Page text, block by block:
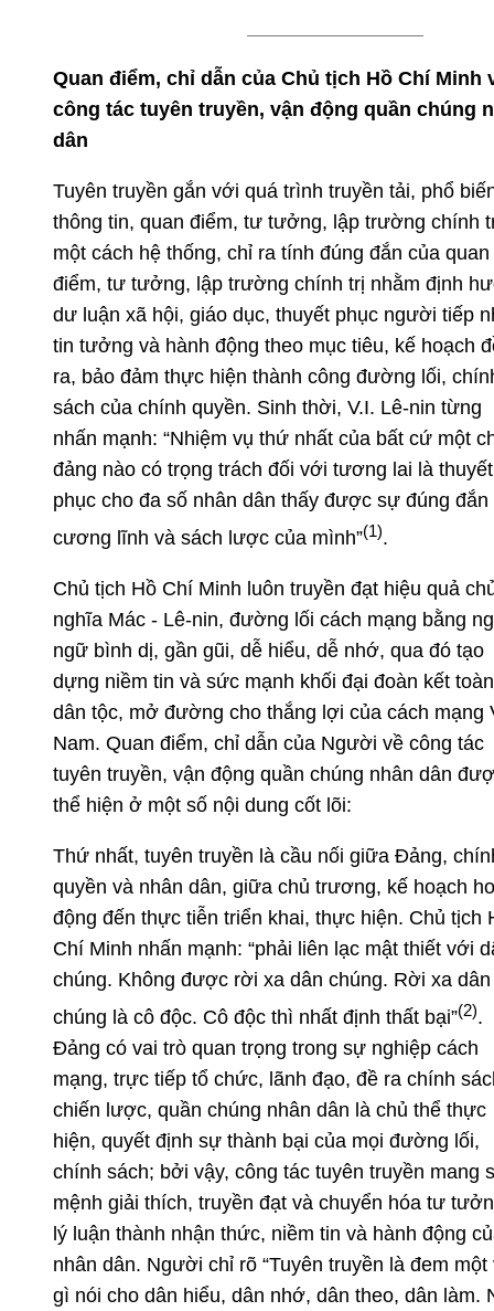
Quan điểm, chỉ dẫn của Chủ tịch Hồ Chí Minh
công tác tuyên truyền, vận động quần chúng
dân
Tuyên truyền gắn với quá trình truyền tải, phổ
thông tin, quan điểm, tư tưởng, lập trường chính
một cách hệ thống, chỉ ra tính đúng đắn của quan
điểm, tư tưởng, lập trường chính trị nhằm định
dư luận xã hội, giáo dục, thuyết phục người tiếp
tin tưởng và hành động theo mục tiêu, kế hoạch
ra, bảo đảm thực hiện thành công đường lối,
sách của chính quyền. Sinh thời, V.I. Lê-nin từng
nhấn mạnh: “Nhiệm vụ thứ nhất của bất cứ một
đảng nào có trọng trách đối với tương lai là thuyết
phục cho đa số nhân dân thấy được sự đúng đắn
cương lĩnh và sách lược của mình”(1).
Chủ tịch Hồ Chí Minh luôn truyền đạt hiệu quả
nghĩa Mác - Lê-nin, đường lối cách mạng bằng
ngữ bình dị, gần gũi, dễ hiểu, dễ nhớ, qua đó tạo
dựng niềm tin và sức mạnh khối đại đoàn kết toàn
dân tộc, mở đường cho thắng lợi của cách mạng
Nam. Quan điểm, chỉ dẫn của Người về công tác
tuyên truyền, vận động quần chúng nhân dân
thể hiện ở một số nội dung cốt lõi:
Thứ nhất, tuyên truyền là cầu nối giữa Đảng,
quyền và nhân dân, giữa chủ trương, kế hoạch
động đến thực tiễn triển khai, thực hiện. Chủ tịch
Chí Minh nhấn mạnh: “phải liên lạc mật thiết với
chúng. Không được rời xa dân chúng. Rời xa dân
chúng là cô độc. Cô độc thì nhất định thất bại”(2).
Đảng có vai trò quan trọng trong sự nghiệp cách
mạng, trực tiếp tổ chức, lãnh đạo, đề ra chính
chiến lược, quần chúng nhân dân là chủ thể thực
hiện, quyết định sự thành bại của mọi đường lối,
chính sách; bởi vậy, công tác tuyên truyền mang
mệnh giải thích, truyền đạt và chuyển hóa tư
lý luận thành nhận thức, niềm tin và hành động
nhân dân. Người chỉ rõ “Tuyên truyền là đem một
gì nói cho dân hiểu, dân nhớ, dân theo, dân làm.